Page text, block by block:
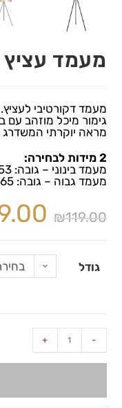
מעמד עציץ
מעמד דקורטיבי לעציץ.
גימור מיכל מוזהב עם
מראה יוקרתי המשדרג
2 מידות לבחירה:
מעמד בינוני – גובה: 53 ס״מ | קוטר: 15.5 ס״מ.
מעמד גבוה – גובה: 65 ס״מ | קוטר: 15.5 ס״מ
₪119.00
גודל
-
+